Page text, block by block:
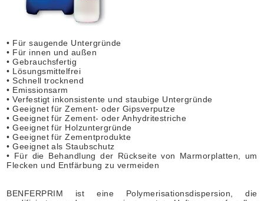
• Für saugende Untergründe
• Für innen und außen
• Gebrauchsfertig
• Lösungsmittelfrei
• Schnell trocknend
• Emissionsarm
• Verfestigt inkonsistente und staubige Untergründe
• Geeignet für Zement- oder Gipsverputze
• Geeignet für Zement- oder Anhydritestriche
• Geeignet für Holzuntergründe
• Geeignet für Zementprodukte
• Geeignet als Staubschutz
• Für die Behandlung der Rückseite von Marmorplatten, um
Flecken und Entfärbung zu vermeiden
BENFERPRIM ist eine Polymerisationsdispersion, die